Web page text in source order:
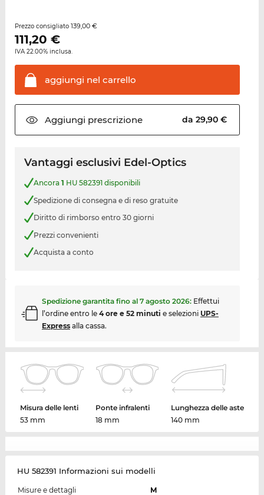
Prezzo consigliato 139,00 €
111,20 €
IVA 22.00% inclusa.
aggiungi nel carrello
Aggiungi prescrizione da 29,90 €
Vantaggi esclusivi Edel-Optics
Ancora 1 HU 582391 disponibili
Spedizione di consegna e di reso gratuite
Diritto di rimborso entro 30 giorni
Prezzi convenienti
Acquista a conto
Spedizione garantita fino al 7 agosto 2026: Effettui
l’ordine entro le 4 ore e 52 minuti e selezioni UPS-
Expressalla cassa.
Misura delle lenti
53 mm
Ponte infralenti
18 mm
Lunghezza delle aste
140 mm
HU 582391 Informazioni sui modelli
Misure e dettagli
M